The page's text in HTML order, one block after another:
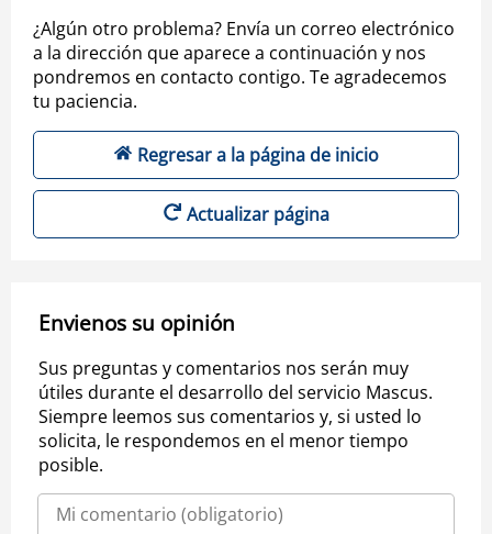
¿Algún otro problema? Envía un correo electrónico
a la dirección que aparece a continuación y nos
pondremos en contacto contigo. Te agradecemos
tu paciencia.
Regresar a la página de inicio
Actualizar página
Envienos su opinión
Sus preguntas y comentarios nos serán muy
útiles durante el desarrollo del servicio Mascus.
Siempre leemos sus comentarios y, si usted lo
solicita, le respondemos en el menor tiempo
posible.